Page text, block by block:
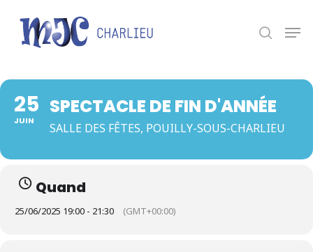
25
JUIN
SPECTACLE DE FIN D'ANNÉE
SALLE DES FÊTES, POUILLY-SOUS-CHARLIEU
Quand
25/06/2025 19:00 - 21:30 (GMT+00:00)